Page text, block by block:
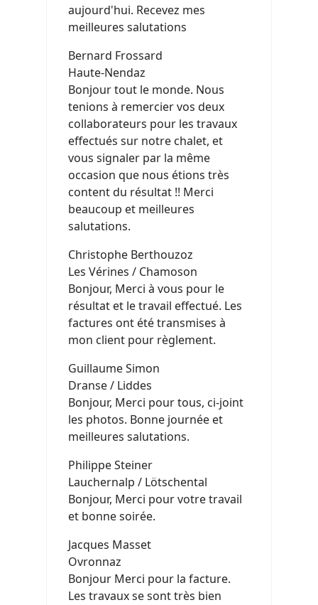
aujourd'hui. Recevez mes
meilleures salutations
Bernard Frossard
Haute-Nendaz
Bonjour tout le monde. Nous
tenions à remercier vos deux
collaborateurs pour les travaux
effectués sur notre chalet, et
vous signaler par la même
occasion que nous étions très
content du résultat !! Merci
beaucoup et meilleures
salutations.
Christophe Berthouzoz
Les Vérines / Chamoson
Bonjour, Merci à vous pour le
résultat et le travail effectué. Les
factures ont été transmises à
mon client pour règlement.
Guillaume Simon
Dranse / Liddes
Bonjour, Merci pour tous, ci-joint
les photos. Bonne journée et
meilleures salutations.
Philippe Steiner
Lauchernalp / Lötschental
Bonjour, Merci pour votre travail
et bonne soirée.
Jacques Masset
Ovronnaz
Bonjour Merci pour la facture.
Les travaux se sont très bien